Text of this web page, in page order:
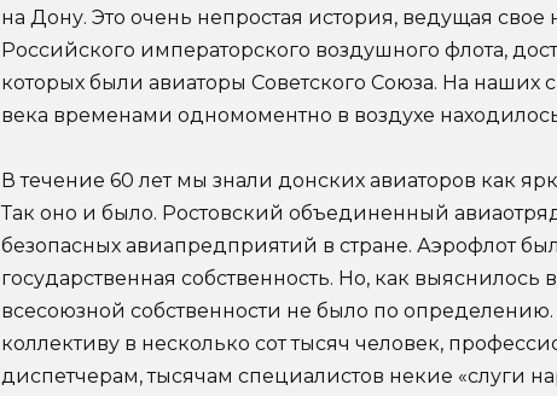
на Дону. Это очень непростая история, ведущая свое
Российского императорского воздушного флота,
которых были авиаторы Советского Союза. На наших
века временами одномоментно в воздухе
В течение 60 лет мы знали донских авиаторов как
Так оно и было. Ростовский объединенный
безопасных авиапредприятий в стране. Аэрофлот
государственная собственность. Но, как выяснилось
всесоюзной собственности не было по
коллективу в несколько сот тысяч человек,
диспетчерам, тысячам специалистов некие «слуги